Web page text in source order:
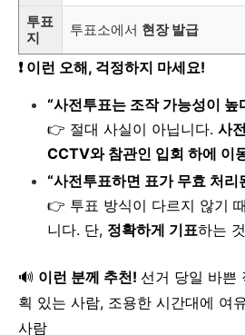
투표
지
투표소에서 현장 발급
❗ 이런 오해, 걱정하지 마세요!
“사전투표는 조작 가능성이 높
👉 절대 사실이 아닙니다. 사
CCTV와 참관인 입회 하에 이
“사전투표하면 표가 무효 처리
👉 투표 방식이 다르지 않기
니다. 단, 정확하게 기표하는
🔊 이런 분께 추천! 선거 당일 바쁜
획 있는 사람, 조용한 시간대에 여
사람